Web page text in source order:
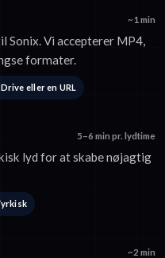
~1 min
Sonix. Vi accepterer MP4,
formater.
eller en URL
5–6 min pr. lydtime
lyd for at skabe nøjagtig
~2 min